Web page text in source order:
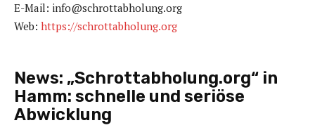
E-Mail: info@schrottabholung.org
Web: https://schrottabholung.org
News: „Schrottabholung.org“ in
Hamm: schnelle und seriöse
Abwicklung